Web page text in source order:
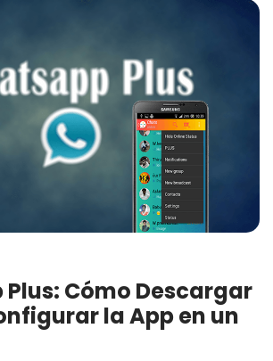
Cómo Descargar
la App en un